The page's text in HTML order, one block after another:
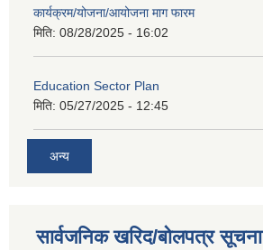
कार्यक्रम/योजना/आयोजना माग फारम
मिति: 08/28/2025 - 16:02
Education Sector Plan
मिति: 05/27/2025 - 12:45
अन्य
सार्वजनिक खरिद/बोलपत्र सूचना